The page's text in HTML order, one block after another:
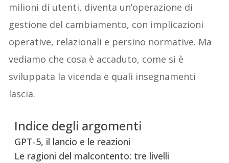
milioni di utenti, diventa un’operazione di
gestione del cambiamento, con implicazioni
operative, relazionali e persino normative. Ma
vediamo che cosa è accaduto, come si è
sviluppata la vicenda e quali insegnamenti
lascia.
Indice degli argomenti
GPT-5, il lancio e le reazioni
Le ragioni del malcontento: tre livelli